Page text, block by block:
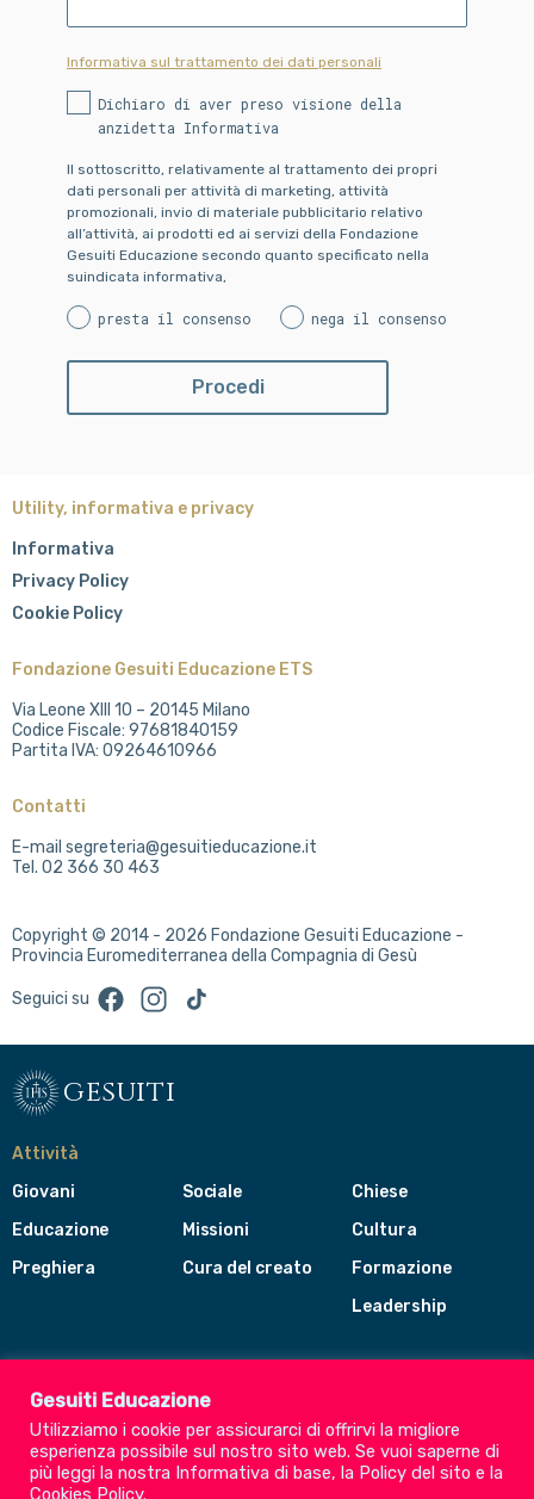
Informativa sul trattamento dei dati personali
Dichiaro di aver preso visione della
anzidetta Informativa
Il sottoscritto, relativamente al trattamento dei propri
dati personali per attività di marketing, attività
promozionali, invio di materiale pubblicitario relativo
all’attività, ai prodotti ed ai servizi della Fondazione
Gesuiti Educazione secondo quanto specificato nella
suindicata informativa,
presta il consenso nega il consenso
Utility, informativa e privacy
Informativa
Privacy Policy
Cookie Policy
Fondazione Gesuiti Educazione ETS
Via Leone XIII 10 – 20145 Milano
Codice Fiscale: 97681840159
Partita IVA: 09264610966
Contatti
E-mail segreteria@gesuitieducazione.it
Tel. 02 366 30 463
Copyright © 2014 - 2026 Fondazione Gesuiti Educazione -
Provincia Euromediterranea della Compagnia di Gesù
Seguici su FacebookInstagram
TikTok
gesuiti
Attività
Giovani
Educazione
Preghiera
Sociale
Missioni
Cura del creato
Chiese
Cultura
Formazione
Leadership
Menù
navigazione
del
footer
Compagnia di Gesù
CEP - Conferenza delle Province Europee
Gesuiti Educazione
Utilizziamo i cookie per assicurarci di offrirvi la migliore
esperienza possibile sul nostro sito web. Se vuoi saperne di
più leggi la nostra Informativa di base, la Policy del sito e la
Cookies Policy.